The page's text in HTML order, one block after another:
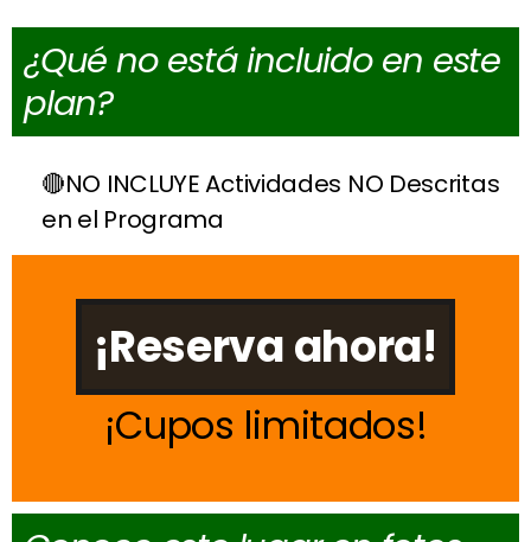
¿Qué no está incluido en este
plan?
NO INCLUYE Actividades NO Descritas
en el Programa
¡Reserva ahora!
Cupos limitados